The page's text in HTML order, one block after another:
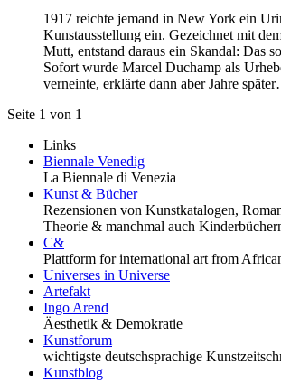
1917 reichte jemand in New York ein
Kunstausstellung ein. Gezeichnet mit
Mutt, entstand daraus ein Skandal: Das
Sofort wurde Marcel Duchamp als
verneinte, erklärte dann aber Jahre
Seite 1 von 1
Links
Biennale Venedig
La Biennale di Venezia
Kunst & Bücher
Rezensionen von Kunstkatalogen,
Theorie & manchmal auch
C&
Plattform for international art from
Universes in Universe
Artefakt
Ingo Arend
Äesthetik & Demokratie
Kunstforum
wichtigste deutschsprachige
Kunstblog